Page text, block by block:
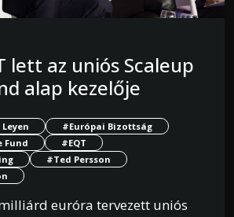
lett az uniós Scaleup
alap kezelője
#Európai Bizottság
Fund
#EQT
#Ted Persson
euróra tervezett uniós